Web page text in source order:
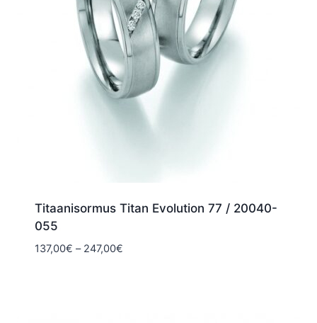
Titaanisormus Titan Evolution 77 / 20040-
055
137,00€ – 247,00€Hintaluokka: